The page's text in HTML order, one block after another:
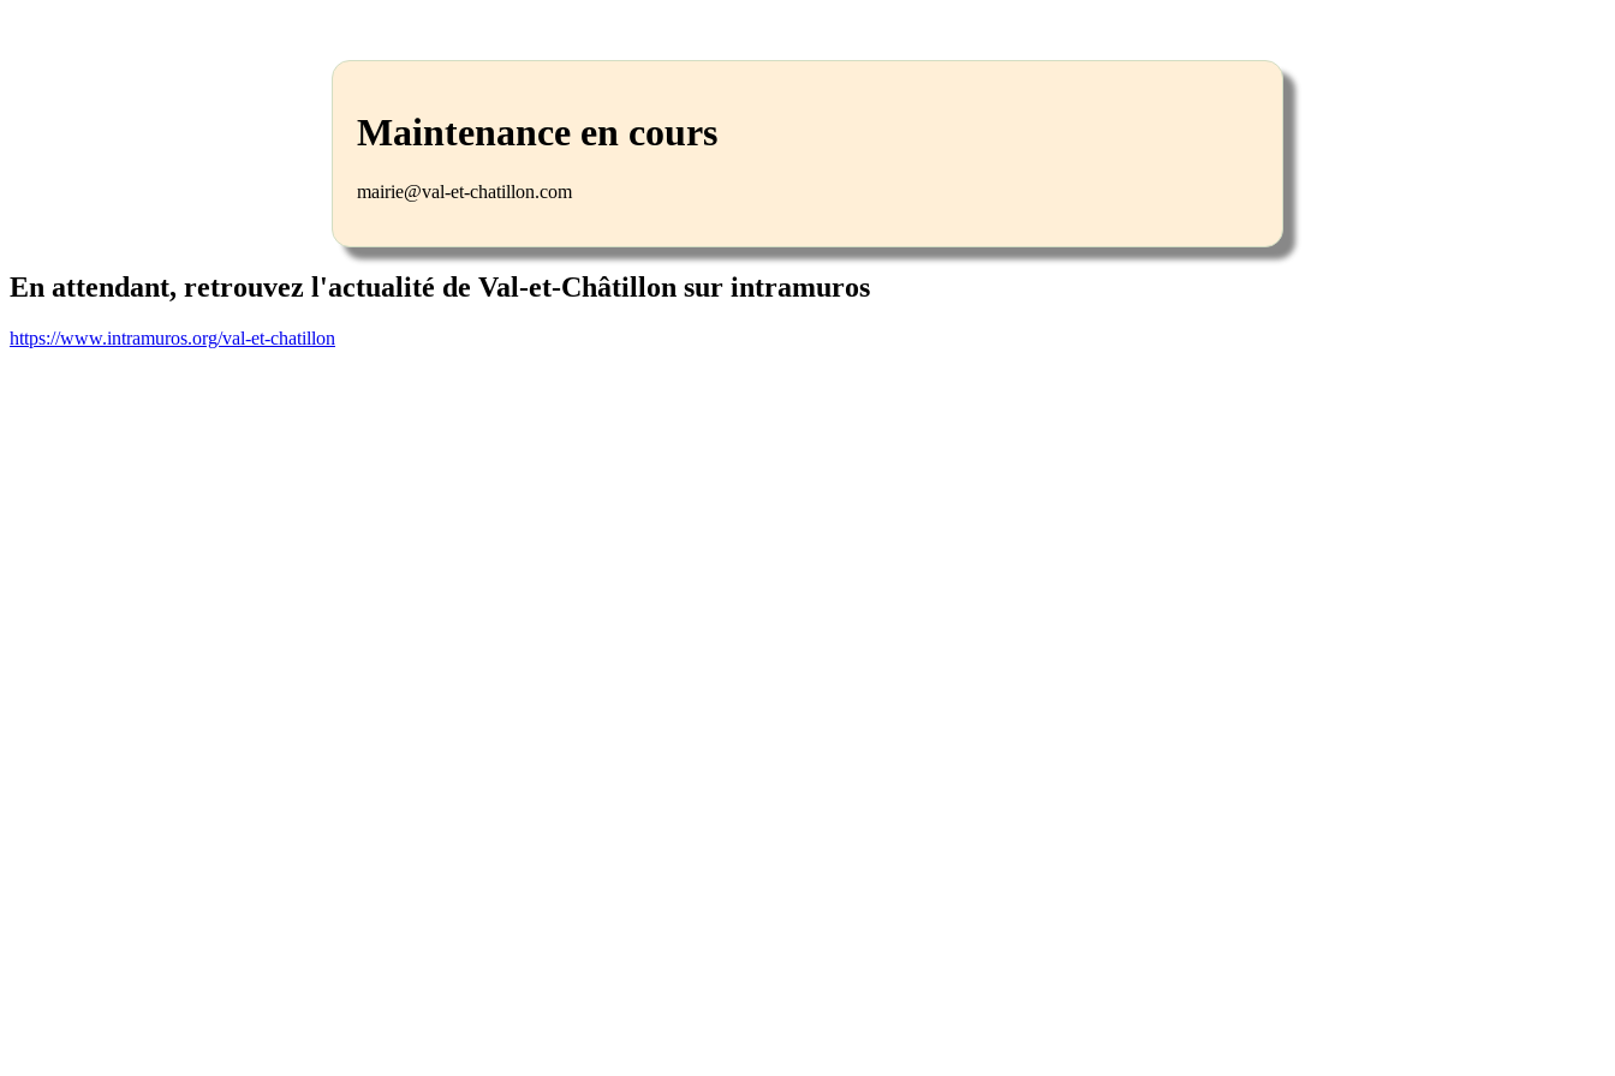
Maintenance en cours
mairie@val-et-chatillon.com
En attendant, retrouvez l'actualité de Val-et-Châtillon sur intramuros
https://www.intramuros.org/val-et-chatillon